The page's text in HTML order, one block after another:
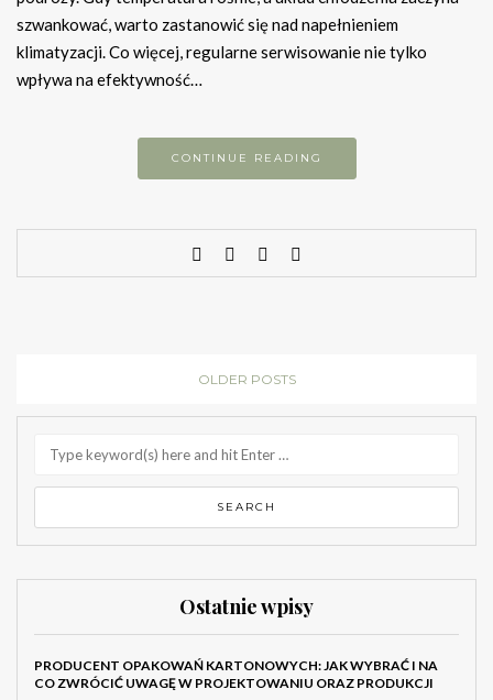
szwankować, warto zastanowić się nad napełnieniem
klimatyzacji. Co więcej, regularne serwisowanie nie tylko
wpływa na efektywność…
CONTINUE READING
OLDER POSTS
Ostatnie wpisy
PRODUCENT OPAKOWAŃ KARTONOWYCH: JAK WYBRAĆ I NA
CO ZWRÓCIĆ UWAGĘ W PROJEKTOWANIU ORAZ PRODUKCJI